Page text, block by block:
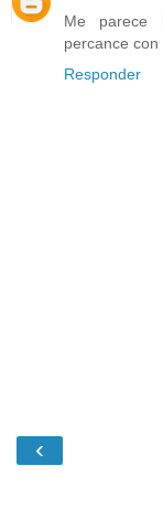
Me parece
percance
Responder
‹